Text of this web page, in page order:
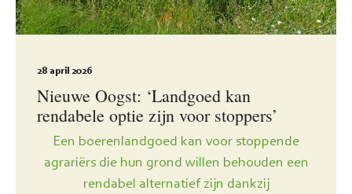
28 april 2026
Nieuwe Oogst: ‘Landgoed kan
rendabele optie zijn voor stoppers’
Een boerenlandgoed kan voor stoppende
agrariërs die hun grond willen behouden een
rendabel alternatief zijn dankzij